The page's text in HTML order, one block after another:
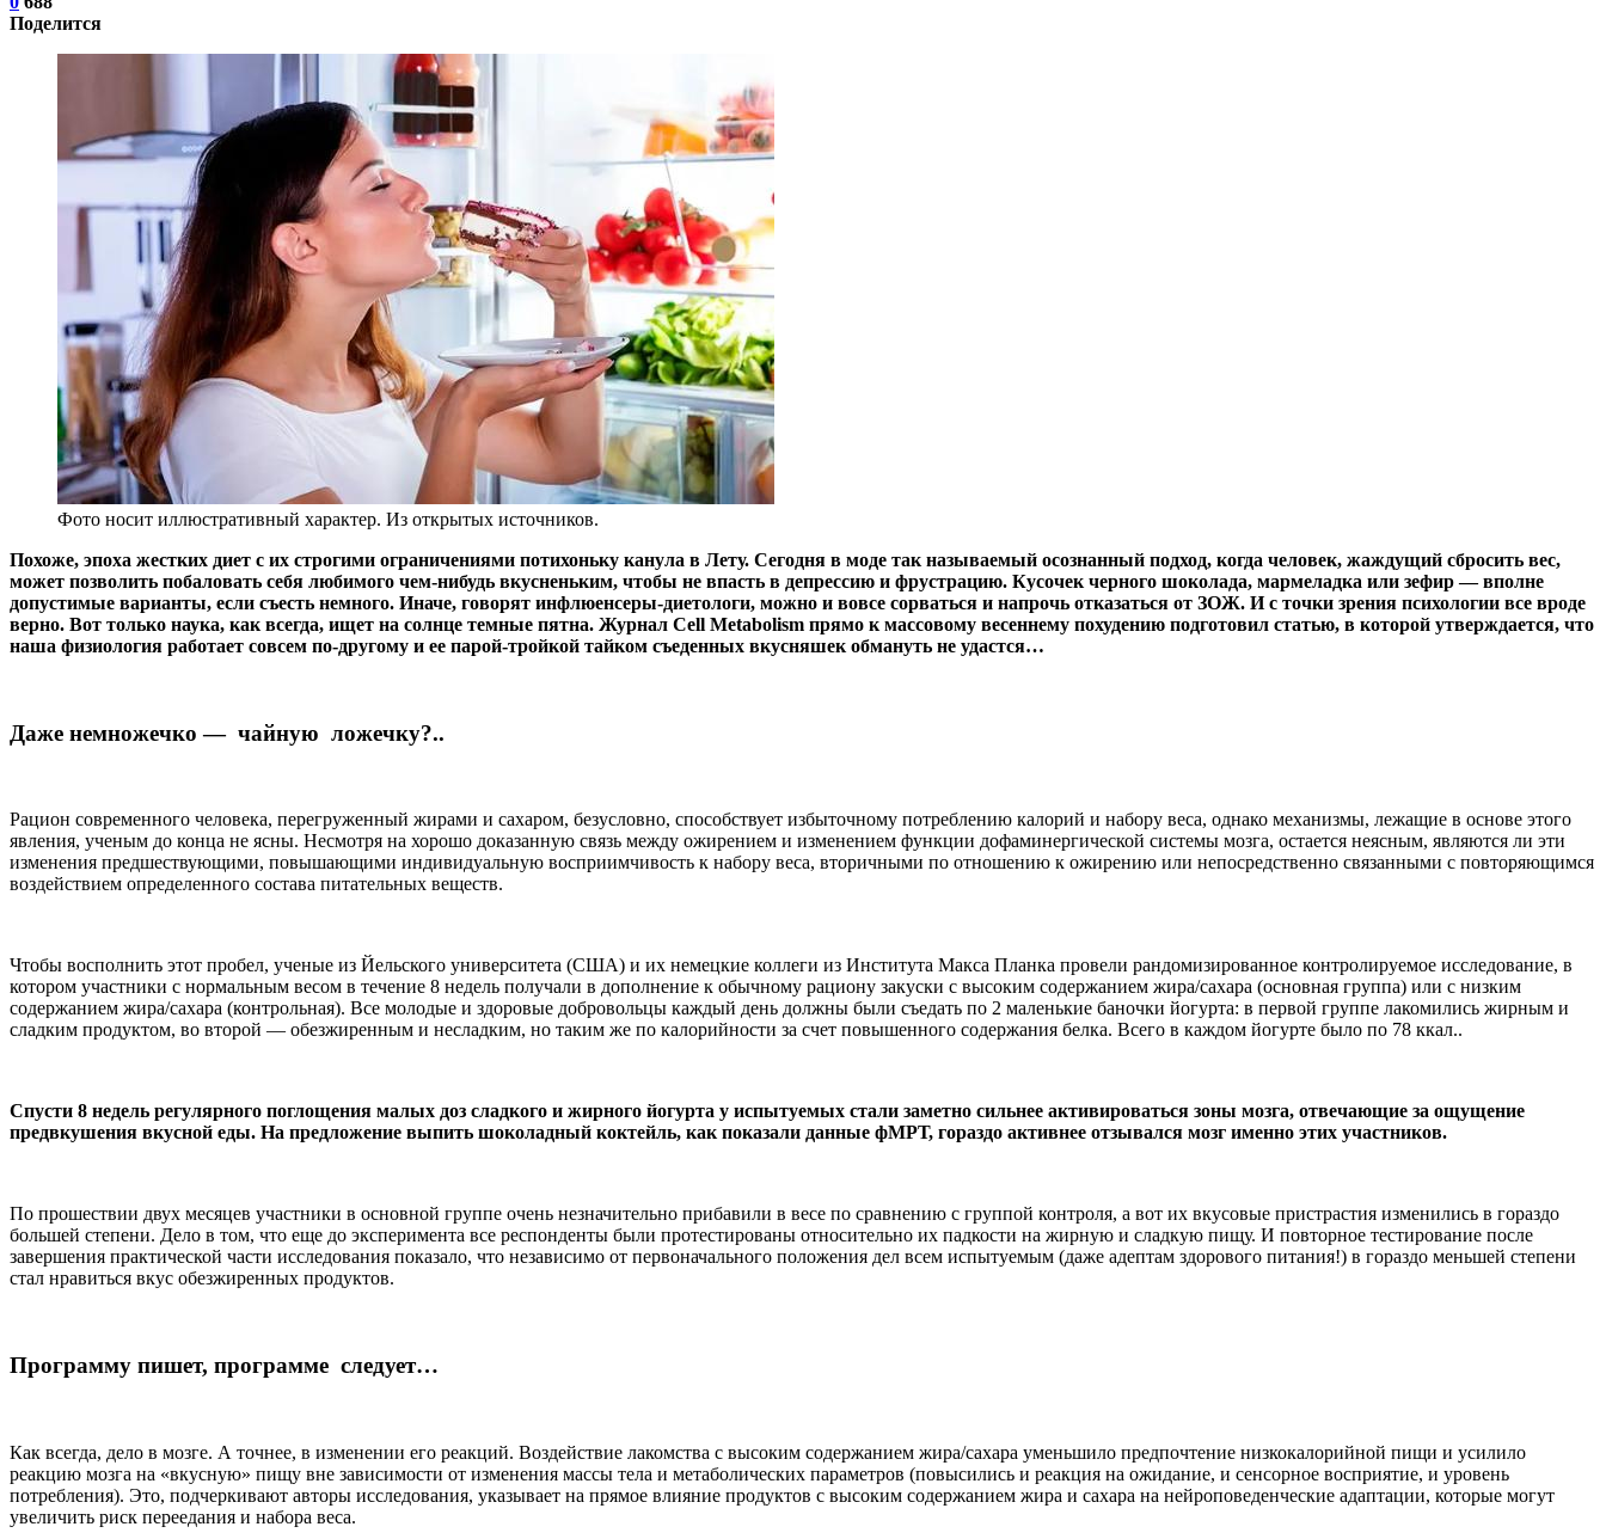
Поделится
Фото носит иллюстративный характер. Из открытых источников.
Похоже, эпоха жестких диет с их строгими ограничениями потихоньку канула в Лету. Сегодня в моде так называемый осознанный подход, когда человек, жаждущий сбросить вес,
может позволить побаловать себя любимого чем-нибудь вкусненьким, чтобы не впасть в депрессию и фрустрацию. Кусочек черного шоколада, мармеладка или зефир — вполне
допустимые варианты, если съесть немного. Иначе, говорят инфлюенсеры-диетологи, можно и вовсе сорваться и напрочь отказаться от ЗОЖ. И с точки зрения психологии все вроде
верно. Вот только наука, как всегда, ищет на солнце темные пятна. Журнал Cell Metabolism прямо к массовому весеннему похудению подготовил статью, в которой утверждается, что
наша физиология работает совсем по-другому и ее парой-тройкой тайком съеденных вкусняшек обмануть не удастся…
Даже немножечко — чайную ложечку?..
Рацион современного человека, перегруженный жирами и сахаром, безусловно, способствует избыточному потреблению калорий и набору веса, однако механизмы, лежащие в основе этого
явления, ученым до конца не ясны. Несмотря на хорошо доказанную связь между ожирением и изменением функции дофаминергической системы мозга, остается неясным, являются ли эти
изменения предшествующими, повышающими индивидуальную восприимчивость к набору веса, вторичными по отношению к ожирению или непосредственно связанными с повторяющимся
воздействием определенного состава питательных веществ.
Чтобы восполнить этот пробел, ученые из Йельского университета (США) и их немецкие коллеги из Института Макса Планка провели рандомизированное контролируемое исследование, в
котором участники с нормальным весом в течение 8 недель получали в дополнение к обычному рациону закуски с высоким содержанием жира/сахара (основная группа) или с низким
содержанием жира/сахара (контрольная). Все молодые и здоровые добровольцы каждый день должны были съедать по 2 маленькие баночки йогурта: в первой группе лакомились жирным и
сладким продуктом, во второй — обезжиренным и несладким, но таким же по калорийности за счет повышенного содержания белка. Всего в каждом йогурте было по 78 ккал..
Спусти 8 недель регулярного поглощения малых доз сладкого и жирного йогурта у испытуемых стали заметно сильнее активироваться зоны мозга, отвечающие за ощущение
предвкушения вкусной еды. На предложение выпить шоколадный коктейль, как показали данные фМРТ, гораздо активнее отзывался мозг именно этих участников.
По прошествии двух месяцев участники в основной группе очень незначительно прибавили в весе по сравнению с группой контроля, а вот их вкусовые пристрастия изменились в гораздо
большей степени. Дело в том, что еще до эксперимента все респонденты были протестированы относительно их падкости на жирную и сладкую пищу. И повторное тестирование после
завершения практической части исследования показало, что независимо от первоначального положения дел всем испытуемым (даже адептам здорового питания!) в гораздо меньшей степени
стал нравиться вкус обезжиренных продуктов.
Программу пишет, программе следует…
Как всегда, дело в мозге. А точнее, в изменении его реакций. Воздействие лакомства с высоким содержанием жира/сахара уменьшило предпочтение низкокалорийной пищи и усилило
реакцию мозга на «вкусную» пищу вне зависимости от изменения массы тела и метаболических параметров (повысились и реакция на ожидание, и сенсорное восприятие, и уровень
потребления). Это, подчеркивают авторы исследования, указывает на прямое влияние продуктов с высоким содержанием жира и сахара на нейроповеденческие адаптации, которые могут
увеличить риск переедания и набора веса.